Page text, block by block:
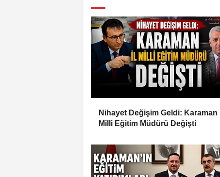
Nihayet Değişim Geldi: Karaman İl
Milli Eğitim Müdürü Değişti